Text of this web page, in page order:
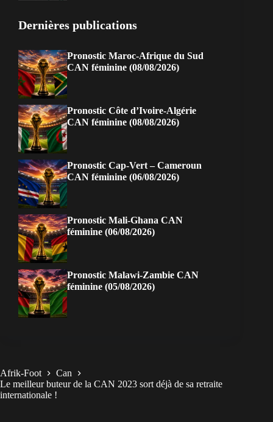
Dernières publications
Pronostic Maroc-Afrique du Sud
CAN féminine (08/08/2026)
Pronostic Côte d’Ivoire-Algérie
CAN féminine (08/08/2026)
Pronostic Cap-Vert – Cameroun
CAN féminine (06/08/2026)
Pronostic Mali-Ghana CAN
féminine (06/08/2026)
Pronostic Malawi-Zambie CAN
féminine (05/08/2026)
Afrik-Foot
Can
Le meilleur buteur de la CAN 2023 sort déjà de sa retraite
internationale !